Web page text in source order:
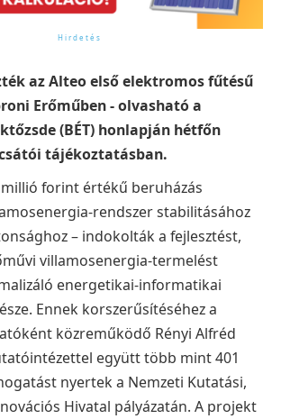
az Alteo első elektromos fűtésű
Erőműben - olvasható a
(BÉT) honlapján hétfőn
tájékoztatásban.
forint értékű beruházás
rendszer stabilitásához
– indokolták a fejlesztést,
villamosenergia-termelést
energetikai-informatikai
Ennek korszerűsítéséhez a
közreműködő Rényi Alfréd
együtt több mint 401
nyertek a Nemzeti Kutatási,
Hivatal pályázatán. A projekt